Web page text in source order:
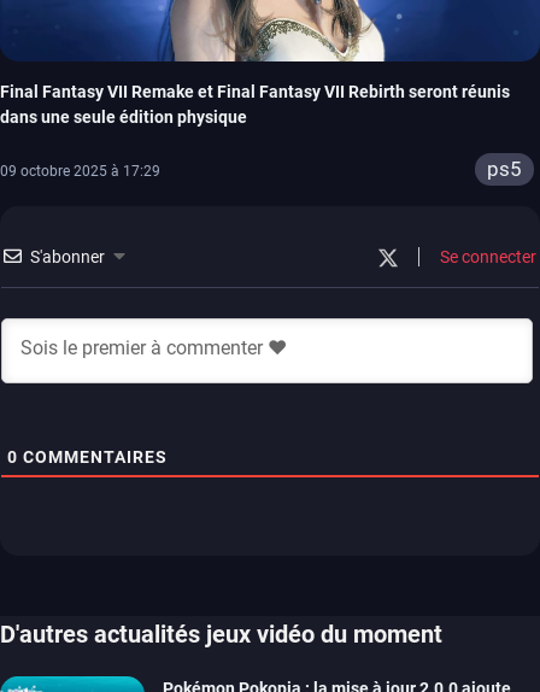
Final Fantasy VII Remake et Final Fantasy VII Rebirth seront réunis
dans une seule édition physique
09 octobre 2025 à 17:29 ps5
S'abonner Se connecter
0 COMMENTAIRES
D'autres actualités jeux vidéo du moment